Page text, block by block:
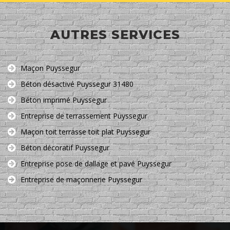
AUTRES SERVICES
Maçon Puyssegur
Béton désactivé Puyssegur 31480
Béton imprimé Puyssegur
Entreprise de terrassement Puyssegur
Maçon toit terrasse toit plat Puyssegur
Béton décoratif Puyssegur
Entreprise pose de dallage et pavé Puyssegur
Entreprise de maçonnerie Puyssegur